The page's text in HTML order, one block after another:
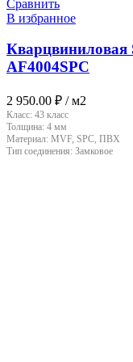
Сравнить
В избранное
Кварцвиниловая
AF4004SPC
2 950.00 ₽ / м2
Класс: 43 класс
Толщина: 4 мм
Материал: MVF, SPC, ПВХ
Тип соединения: Замковое